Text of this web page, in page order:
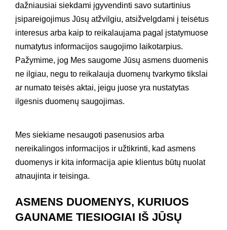
dažniausiai siekdami įgyvendinti savo sutartinius
įsipareigojimus Jūsų atžvilgiu, atsižvelgdami į teisėtus
interesus arba kaip to reikalaujama pagal įstatymuose
numatytus informacijos saugojimo laikotarpius.
Pažymime, jog Mes saugome Jūsų asmens duomenis
ne ilgiau, negu to reikalauja duomenų tvarkymo tikslai
ar numato teisės aktai, jeigu juose yra nustatytas
ilgesnis duomenų saugojimas.
Mes siekiame nesaugoti pasenusios arba
nereikalingos informacijos ir užtikrinti, kad asmens
duomenys ir kita informacija apie klientus būtų nuolat
atnaujinta ir teisinga.
ASMENS DUOMENYS, KURIUOS
GAUNAME TIESIOGIAI IŠ JŪSŲ